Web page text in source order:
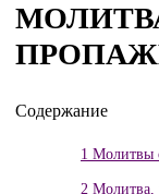
Содержание
1 Молитвы
2 Молитва,